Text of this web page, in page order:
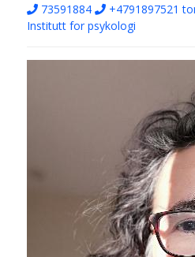
73591884 +4791897521
Institutt for psykologi